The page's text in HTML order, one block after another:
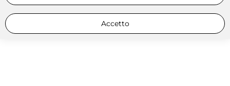
Accetto